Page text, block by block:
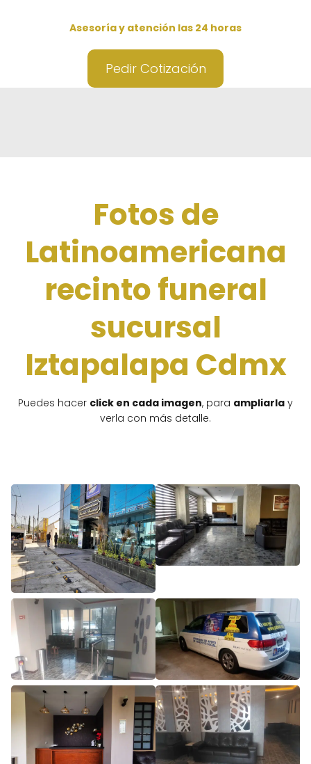
Asesoría y atención las 24 horas
Pedir Cotización
Fotos de
Latinoamericana
recinto funeral
sucursal
Iztapalapa Cdmx
Puedes hacer click en cada imagen, para ampliarla y
verla con más detalle.